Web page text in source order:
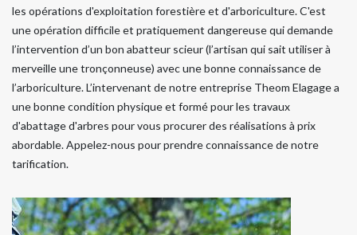
les opérations d'exploitation forestière et d'arboriculture. C'est
une opération difficile et pratiquement dangereuse qui demande
l’intervention d’un bon abatteur scieur (l’artisan qui sait utiliser à
merveille une tronçonneuse) avec une bonne connaissance de
l’arboriculture. L’intervenant de notre entreprise Theom Elagage a
une bonne condition physique et formé pour les travaux
d'abattage d'arbres pour vous procurer des réalisations à prix
abordable. Appelez-nous pour prendre connaissance de notre
tarification.